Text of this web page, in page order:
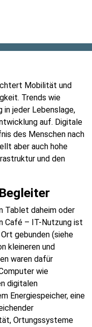
Mobilität und
Trends wie
in jeder Lebenslage,
auf. Digitale
des Menschen nach
aber auch hohe
und den
Tablet daheim oder
Café – IT-Nutzung ist
gebunden (siehe
kleineren und
waren dafür
wie
digitalen
Energiespeicher, eine
Ortungssysteme